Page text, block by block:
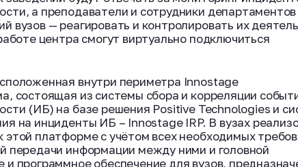
а преподаватели и сотрудники департаментов
вузов — реагировать и контролировать их
центра смогут виртуально подключиться
внутри периметра Innostage
состоящая из системы сбора и корреляции
(ИБ) на базе решения Positive Technologies и
на инциденты ИБ – Innostage IRP. В вузах
платформе с учётом всех необходимых
передачи информации между ними и головной
программное обеспечение для вузов,